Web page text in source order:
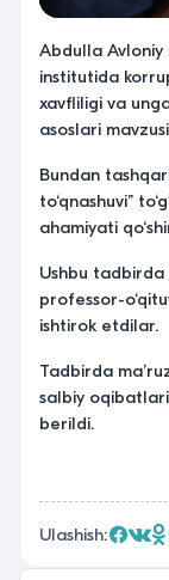
Abdulla
institutida
xavfliligi va
asoslari
Bundan
to‘qnashuvi”
ahamiyati
Ushbu
professor-
ishtirok etdilar.
Tadbirda
salbiy
berildi.
Ulashish: